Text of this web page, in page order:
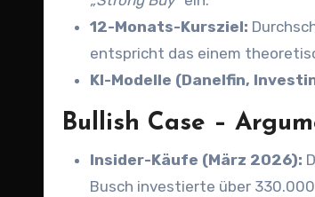
12-Monats-Kursziel:
entspricht das einem
KI-Modelle (Danelfin,
Bullish Case –
Insider-Käufe (März 2026):
Busch investierte über